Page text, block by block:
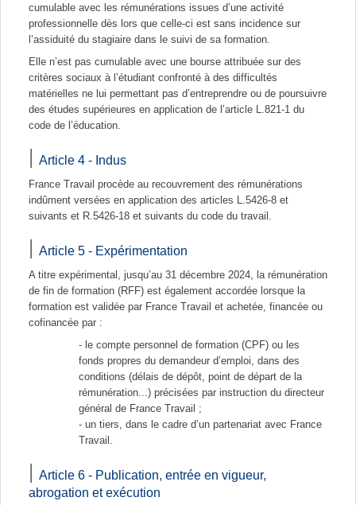
cumulable avec les rémunérations issues d’une activité
professionnelle dès lors que celle-ci est sans incidence sur
l’assiduité du stagiaire dans le suivi de sa formation.
Elle n’est pas cumulable avec une bourse attribuée sur des
critères sociaux à l’étudiant confronté à des difficultés
matérielles ne lui permettant pas d’entreprendre ou de poursuivre
des études supérieures en application de l’article L.821-1 du
code de l’éducation.
Article 4 - Indus
France Travail procède au recouvrement des rémunérations
indûment versées en application des articles L.5426-8 et
suivants et R.5426-18 et suivants du code du travail.
Article 5 - Expérimentation
A titre expérimental, jusqu’au 31 décembre 2024, la rémunération
de fin de formation (RFF) est également accordée lorsque la
formation est validée par France Travail et achetée, financée ou
cofinancée par :
le compte personnel de formation (CPF) ou les
fonds propres du demandeur d’emploi, dans des
conditions (délais de dépôt, point de départ de la
rémunération...) précisées par instruction du directeur
général de France Travail ;
un tiers, dans le cadre d’un partenariat avec France
Travail.
Article 6 - Publication, entrée en vigueur,
abrogation et exécution